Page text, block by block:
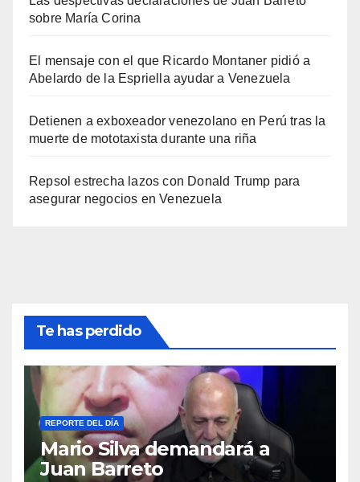
sobre María Corina
El mensaje con el que Ricardo Montaner pidió a
Abelardo de la Espriella ayudar a Venezuela
Detienen a exboxeador venezolano en Perú tras la
muerte de mototaxista durante una riña
Repsol estrecha lazos con Donald Trump para
asegurar negocios en Venezuela
Te has perdido
REPORTE DEL DÍA
Mario Silva demandará a
Juan Barreto